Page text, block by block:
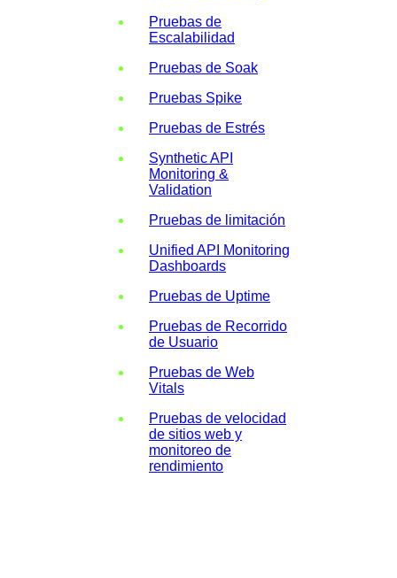
Pruebas de
Escalabilidad
Pruebas de Soak
Pruebas Spike
Pruebas de Estrés
Synthetic API
Monitoring &
Validation
Pruebas de limitación
Unified API Monitoring
Dashboards
Pruebas de Uptime
Pruebas de Recorrido
de Usuario
Pruebas de Web
Vitals
Pruebas de velocidad
de sitios web y
monitoreo de
rendimiento